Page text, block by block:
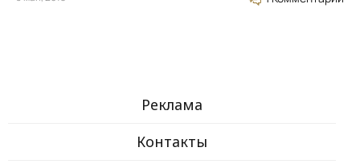
Реклама
Контакты